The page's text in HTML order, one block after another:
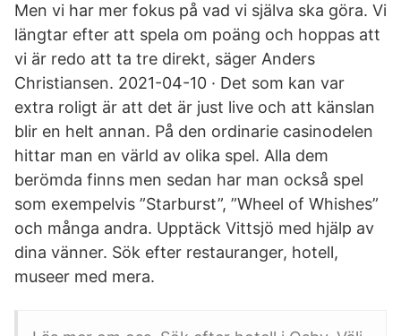
Men vi har mer fokus på vad vi själva ska göra. Vi
längtar efter att spela om poäng och hoppas att
vi är redo att ta tre direkt, säger Anders
Christiansen. 2021-04-10 · Det som kan var
extra roligt är att det är just live och att känslan
blir en helt annan. På den ordinarie casinodelen
hittar man en värld av olika spel. Alla dem
berömda finns men sedan har man också spel
som exempelvis ”Starburst”, ”Wheel of Whishes”
och många andra. Upptäck Vittsjö med hjälp av
dina vänner. Sök efter restauranger, hotell,
museer med mera.